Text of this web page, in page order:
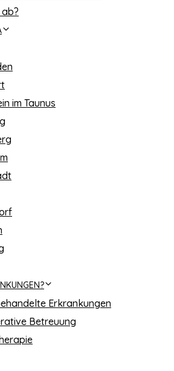
im Taunus
Erkrankungen
Betreuung